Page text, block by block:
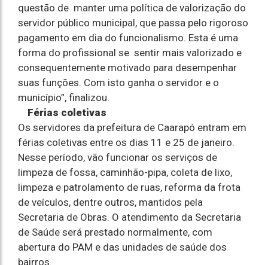
questão de manter uma política de valorização do
servidor público municipal, que passa pelo rigoroso
pagamento em dia do funcionalismo. Esta é uma
forma do profissional se sentir mais valorizado e
consequentemente motivado para desempenhar
suas funções. Com isto ganha o servidor e o
município”, finalizou.
Férias coletivas
Os servidores da prefeitura de Caarapó entram em
férias coletivas entre os dias 11 e 25 de janeiro.
Nesse período, vão funcionar os serviços de
limpeza de fossa, caminhão-pipa, coleta de lixo,
limpeza e patrolamento de ruas, reforma da frota
de veículos, dentre outros, mantidos pela
Secretaria de Obras. O atendimento da Secretaria
de Saúde será prestado normalmente, com
abertura do PAM e das unidades de saúde dos
bairros.